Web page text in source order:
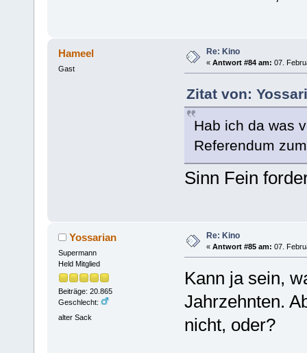
Hameel
Gast
Re: Kino
« Antwort #84 am: 07.
Zitat von:
Hab ich da was
Referendum
Sinn Fein
Yossarian
Supermann
Held Mitglied
Beiträge: 20.865
Geschlecht:
alter Sack
Re: Kino
« Antwort #85 am: 07.
Kann ja sein,
Jahrzehnten.
nicht, oder?